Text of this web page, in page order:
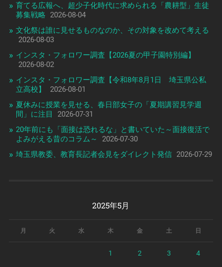
育てる広報へ、超少子化時代に求められる「農耕型」生徒
募集戦略
2026-08-04
文化祭は誰に見せるものなのか、その対象を改めて考える
2026-08-03
インスタ・フォロワー調査【2026夏の甲子園特別編】
2026-08-02
インスタ・フォロワー調査【令和8年8月1日 埼玉県公私
立高校】
2026-08-01
夏休みに授業を見せる、春日部女子の「夏期講習見学週
間」に注目
2026-07-31
20年前にも「面接は恐れるな」と書いていた～面接復活で
よみがえる昔のコラム～
2026-07-30
埼玉県教委、教育長記者会見をダイレクト発信 2026-07-29
2025年5月
月 火 水 木 金 土 日
1 2 3 4